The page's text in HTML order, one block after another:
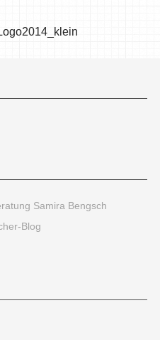
Samira Bengsch
Blog